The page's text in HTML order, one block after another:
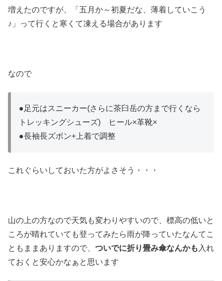
増えたのですが、「五月か～初夏だな、薄着していこう
♪」って行くと寒くて凍える場合があります
なので
●足元はスニーカー(さらに茶臼岳の方まで行くなら
トレッキングシューズ) ヒール×革靴×
●長袖長ズボン+上着で調整
これぐらいしておいた方がよさそう・・・
山の上の方なので天気も変わりやすいので、標高の低いと
ころが晴れていても登ってみたら雨が降っていたなんてこ
ともままありますので、 ついでに折り畳み傘なんかも 入れ
ておくと安心かなぁと思います